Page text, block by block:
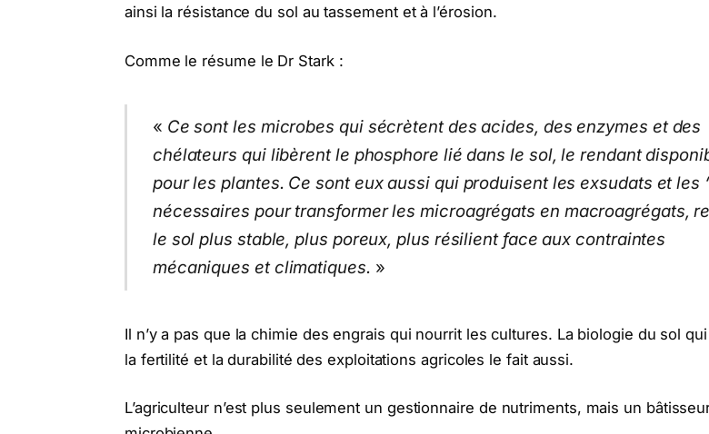
ainsi la résistance du sol au tassement et à l’érosion.
Comme le résume le Dr Stark :
« Ce sont les microbes qui sécrètent des acides, des enzymes et des
chélateurs qui libèrent le phosphore lié dans le sol, le rendant
pour les plantes. Ce sont eux aussi qui produisent les exsudats et les
nécessaires pour transformer les microagrégats en macroagrégats,
le sol plus stable, plus poreux, plus résilient face aux contraintes
mécaniques et climatiques. »
Il n’y a pas que la chimie des engrais qui nourrit les cultures. La biologie du sol
la fertilité et la durabilité des exploitations agricoles le fait aussi.
L’agriculteur n’est plus seulement un gestionnaire de nutriments, mais un